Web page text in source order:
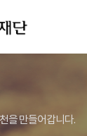
을 만들어갑니다.